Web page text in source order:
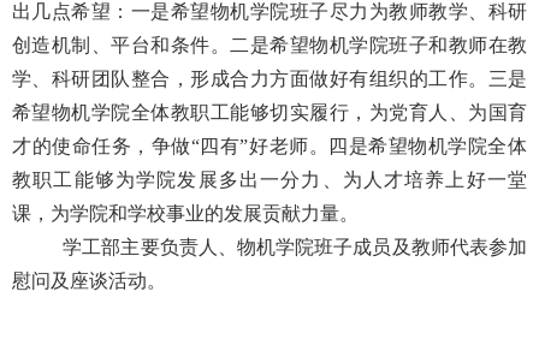
出几点希望：一是希望物机学院班子尽力为教师教学、科研
创造机制、平台和条件。二是希望物机学院班子和教师在教
学、科研团队整合，形成合力方面做好有组织的工作。三是
希望物机学院全体教职工能够切实履行，为党育人、为国育
才的使命任务，争做“四有”好老师。四是希望物机学院全体
教职工能够为学院发展多出一分力、为人才培养上好一堂
课，为学院和学校事业的发展贡献力量。
学工部主要负责人、物机学院班子成员及教师代表参加
慰问及座谈活动。